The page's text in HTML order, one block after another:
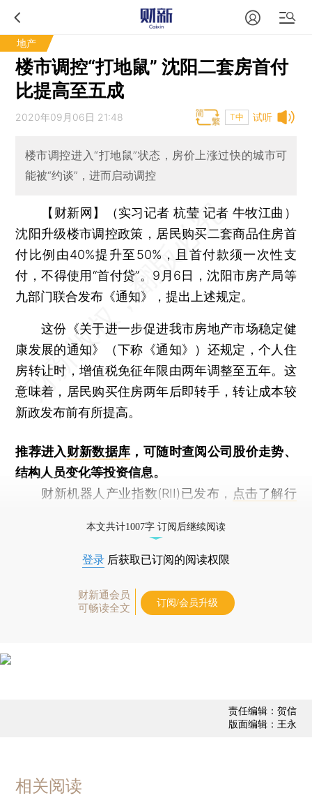
地产
楼市调控“打地鼠” 沈阳二套房首付
比提高至五成
试听
2020年09月06日 21:48 T中
楼市调控进入“打地鼠”状态，房价上涨过快的城市可
能被“约谈”，进而启动调控
【财新网】（实习记者 杭莹 记者 牛牧江曲）
沈阳升级楼市调控政策，居民购买二套商品住房首
付比例由40%提升至50%，且首付款须一次性支
付，不得使用“首付贷”。9月6日，沈阳市房产局等
九部门联合发布《通知》，提出上述规定。
这份《关于进一步促进我市房地产市场稳定健
康发展的通知》（下称《通知》）还规定，个人住
房转让时，增值税免征年限由两年调整至五年。这
意味着，居民购买住房两年后即转手，转让成本较
新政发布前有所提高。
推荐进入财新数据库 ，可随时查阅公司股价走势、
结构人员变化等投资信息。
财新机器人产业指数(RII)已发布， 点击了解行
本文共计1007字 订阅后继续阅读
登录 后获取已订阅的阅读权限
财新通会员
可畅读全文
订阅/会员升级
责任编辑：贺信
版面编辑：王永
相关阅读